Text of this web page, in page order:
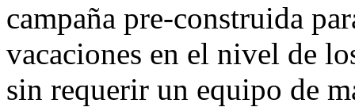
campaña pre-construida
vacaciones en el nivel de
sin requerir un equipo de